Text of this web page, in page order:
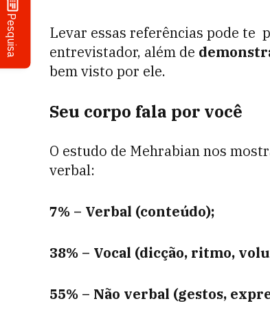
Pesquisa Levar essas referências pode te
entrevistador, além de
bem visto por ele.
Seu corpo fala por você
O estudo de Mehrabian nos
verbal:
7% – Verbal (conteúdo);
38% – Vocal (dicção, ritmo,
55% – Não verbal (gestos,